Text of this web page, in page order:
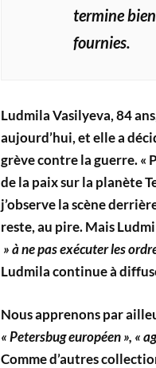
termine
fournies.
Ludmila Vasilyeva, 84
aujourd’hui, et elle a
grève contre la guerre. «
de la paix sur la planète
j’observe la scène
reste, au pire. Mais
» à ne pas exécuter les
Ludmila continue à
Nous apprenons par
« Petersbug européen », «
Comme d’autres